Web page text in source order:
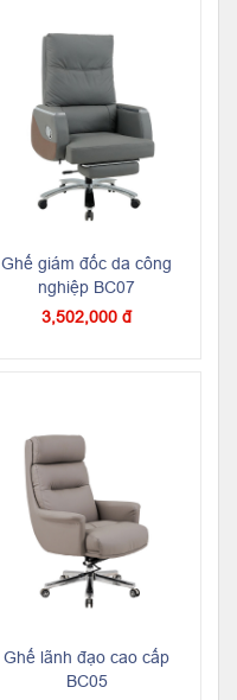
Ghế giám đốc da công
nghiệp BC07
3,502,000 đ
Ghế lãnh đạo cao cấp
BC05